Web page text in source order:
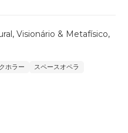
, Visionário & Metafísico,
ホラー
スペースオペラ